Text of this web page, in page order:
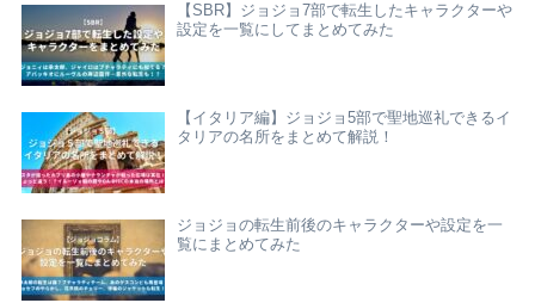
【SBR】ジョジョ7部で転生したキャラクターや
設定を一覧にしてまとめてみた
【イタリア編】ジョジョ5部で聖地巡礼できるイ
タリアの名所をまとめて解説！
ジョジョの転生前後のキャラクターや設定を一
覧にまとめてみた